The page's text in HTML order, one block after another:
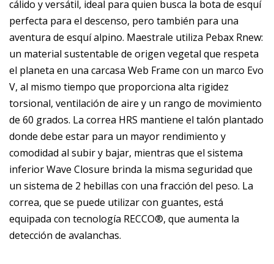
cálido y versátil, ideal para quien busca la bota de esquí
perfecta para el descenso, pero también para una
aventura de esquí alpino. Maestrale utiliza Pebax Rnew:
un material sustentable de origen vegetal que respeta
el planeta en una carcasa Web Frame con un marco Evo
V, al mismo tiempo que proporciona alta rigidez
torsional, ventilación de aire y un rango de movimiento
de 60 grados. La correa HRS mantiene el talón plantado
donde debe estar para un mayor rendimiento y
comodidad al subir y bajar, mientras que el sistema
inferior Wave Closure brinda la misma seguridad que
un sistema de 2 hebillas con una fracción del peso. La
correa, que se puede utilizar con guantes, está
equipada con tecnología RECCO®, que aumenta la
detección de avalanchas.